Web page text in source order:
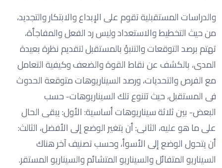
والدراسات المستقبلية تقوم على الإبداع والابتكار والتجديد،
من حيث التخطيط والاستعداد وليس رد الفعل والمفاجأة،
تهتم برصد التوقعات والتنبؤ بالمستقبل لتقديم نظرة بعيدة
المدى، بالكشف عن نقاط القوة والضعف وكيفية التعامل
مع الفرص والتحديات، ورصد السيناريوهات متوقعة الحدوث
فى المستقبل، حيث تتنوع تلك السيناريوهات- حسب
البعض- بين ثلاثة سيناريوهات أساسية: الأول: يبقى الحال
على ما هو عليه، الثانى: أن يتغير الوضع إلى الأفضل، الثالث:
أن يتحول الوضع إلى الأسوأ، وحسب تصنيف آخر هناك
السيناريو المتفائل والسيناريو المتشائم والسيناريو المستقر.